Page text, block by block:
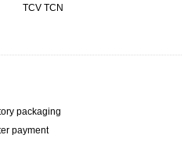
TCV TCN
packaging
payment